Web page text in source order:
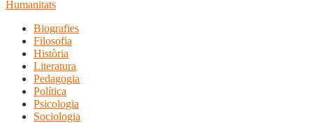
Humanitats
Biografies
Filosofia
Història
Literatura
Pedagogia
Política
Psicologia
Sociologia